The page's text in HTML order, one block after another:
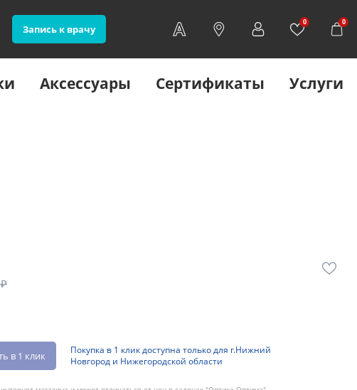
Запись к врачу
0 0
Аксессуары Сертификаты Услуги
в 1 клик
Покупка в 1 клик доступна только для г.Нижний
Новгород и Нижегородской области